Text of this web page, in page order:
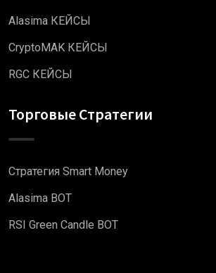
Alasima КЕЙСЫ
CryptoMAK КЕЙСЫ
RGC КЕЙСЫ
Торговые Стратегии
Стратегия Smart Money
Alasima BOT
RSI Green Candle BOT